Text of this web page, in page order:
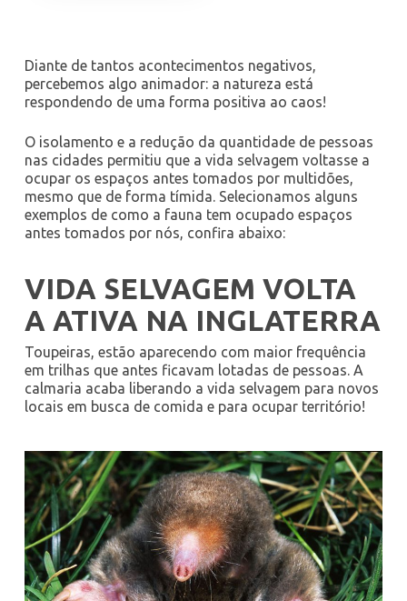
Diante de tantos acontecimentos negativos,
percebemos algo animador: a natureza está
respondendo de uma forma positiva ao caos!
O isolamento e a redução da quantidade de pessoas
nas cidades permitiu que a vida selvagem voltasse a
ocupar os espaços antes tomados por multidões,
mesmo que de forma tímida. Selecionamos alguns
exemplos de como a fauna tem ocupado espaços
antes tomados por nós, confira abaixo:
VIDA SELVAGEM VOLTA
A ATIVA NA INGLATERRA
Toupeiras, estão aparecendo com maior frequência
em trilhas que antes ficavam lotadas de pessoas. A
calmaria acaba liberando a vida selvagem para novos
locais em busca de comida e para ocupar território!